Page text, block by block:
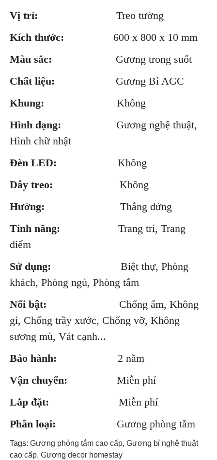
Vị trí:
Treo tường
Kích thước:
600 x 800 x 10 mm
Màu sắc:
Gương trong suốt
Chất liệu:
Gương Bỉ AGC
Khung:
Không
Hình dạng: Gương nghệ thuật,
Hình chữ nhật
Đèn LED:
Không
Dây treo: Không
Hướng: Thẳng đứng
Tính năng: Trang trí, Trang
điểm
Sử dụng:
Biệt thự, Phòng
khách, Phòng ngủ, Phòng tắm
Nổi bật: Chống ẩm, Không
gỉ, Chống trầy xước, Chống vỡ, Không
sương mù, Vát cạnh...
Bảo hành: 2 năm
Vận chuyển:
Miễn phí
Lắp đặt: Miễn phí
Phân loại:
Gương phòng tắm
Tags: Gương phòng tắm cao cấp, Gương bỉ nghệ thuật
cao cấp, Gương decor homestay